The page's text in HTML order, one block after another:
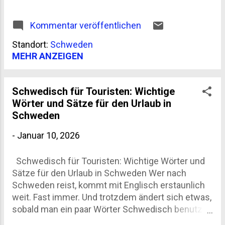
strengen Alkoholpolitik als mit Weinregalen und
Degustationsnotizen. Und doch hat sich der
Weinkonsum in Schweden in den letzten
mit mehreren Faktoren zusammen:
gesellschaftliche Liberalisierung, Reisen,
Migration, ein wachsendes kulinarisches
schwedische System des Alkoholverkaufs. Wer
gekauft und bewertet wird, muss genau dort
anfangen. Alkoholpolitik als Fundament der
Weinkultur in Schweden Systembolaget: Mehr als
nur ein Geschäft Zentral für den Weinkonsum in
Schweden ist das staatliche Ei...
Kommentar veröffentlichen
Standort: Schweden
MEHR ANZEIGEN
Schwedisch für Touristen: Wichtige
Wörter und Sätze für den Urlaub in
Schweden
- Januar 10, 2026
Schwedisch für Touristen: Wichtige Wörter und
Sätze für den Urlaub in Schweden Wer nach
Schweden reist, kommt mit Englisch erstaunlich
weit. Fast immer. Und trotzdem ändert sich etwas,
sobald man ein paar Wörter Schwedisch benutzt.